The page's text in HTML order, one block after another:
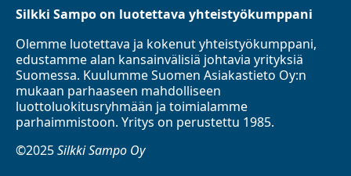
Silkki Sampo on luotettava yhteistyökumppani
Olemme luotettava ja kokenut yhteistyökumppani,
edustamme alan kansainvälisiä johtavia yrityksiä
Suomessa. Kuulumme Suomen Asiakastieto Oy:n
mukaan parhaaseen mahdolliseen
luottoluokitusryhmään ja toimialamme
parhaimmistoon. Yritys on perustettu 1985.
©2025Silkki Sampo Oy